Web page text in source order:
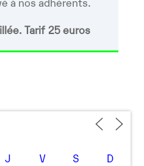
Tarif 25 euros
J V S D